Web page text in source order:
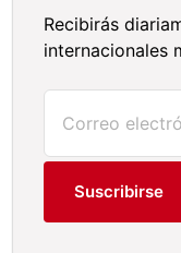
Recibirás
internacionales
Suscribirse